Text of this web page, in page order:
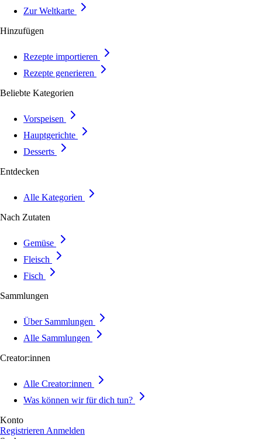
Zur Weltkarte
Hinzufügen
Rezepte importieren
Rezepte generieren
Beliebte Kategorien
Vorspeisen
Hauptgerichte
Desserts
Entdecken
Alle Kategorien
Nach Zutaten
Gemüse
Fleisch
Fisch
Sammlungen
Über Sammlungen
Alle Sammlungen
Creator:innen
Alle Creator:innen
Was können wir für dich tun?
Konto
Registrieren Anmelden